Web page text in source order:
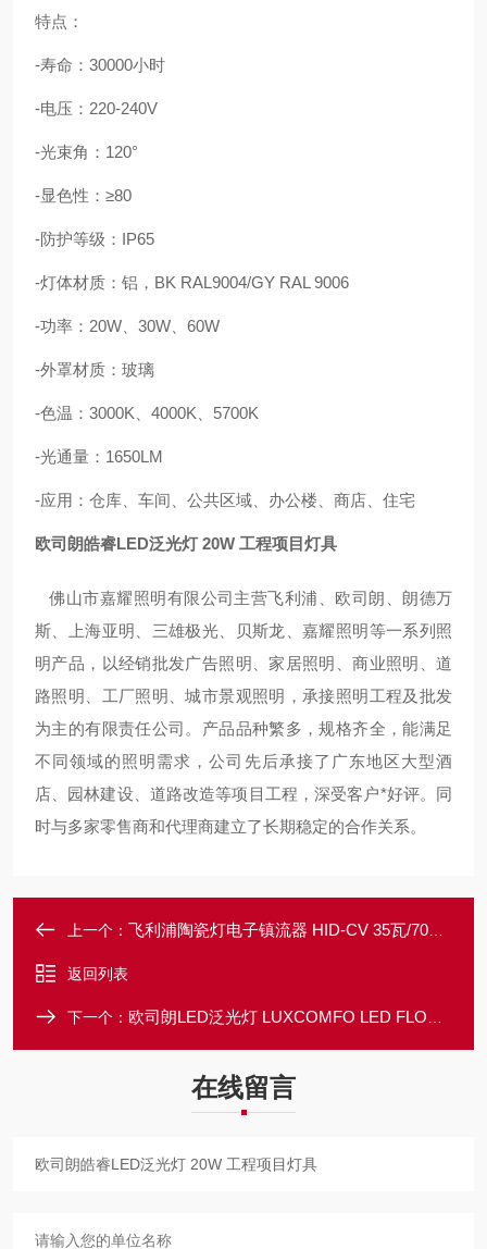
特点：
-寿命：30000小时
-电压：220-240V
-光束角：120°
-显色性：≥80
-防护等级：IP65
-灯体材质：铝，BK RAL9004/GY RAL 9006
-功率：20W、30W、60W
-外罩材质：玻璃
-色温：3000K、4000K、5700K
-光通量：1650LM
-应用：仓库、车间、公共区域、办公楼、商店、住宅
欧司朗皓睿LED泛光灯 20W 工程项目灯具
佛山市嘉耀照明有限公司主营飞利浦、欧司朗、朗德万
斯、上海亚明、三雄极光、贝斯龙、嘉耀照明等一系列照
明产品，以经销批发广告照明、家居照明、商业照明、道
路照明、工厂照明、城市景观照明，承接照明工程及批发
为主的有限责任公司。产品品种繁多，规格齐全，能满足
不同领域的照明需求，公司先后承接了广东地区大型酒
店、园林建设、道路改造等项目工程，深受客户*好评。同
时与多家零售商和代理商建立了长期稳定的合作关系。
上一个： 飞利浦陶瓷灯电子镇流器 HID-CV 35瓦/70W 金卤灯电子镇
返回列表
下一个： 欧司朗LED泛光灯 LUXCOMFO LED FLOOD 30W 皓睿LED投光灯
在线留言